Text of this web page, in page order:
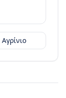
Αγρίνιο